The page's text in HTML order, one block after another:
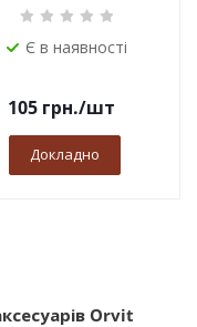
Є в наявності
105грн./шт
Докладно
Orvit